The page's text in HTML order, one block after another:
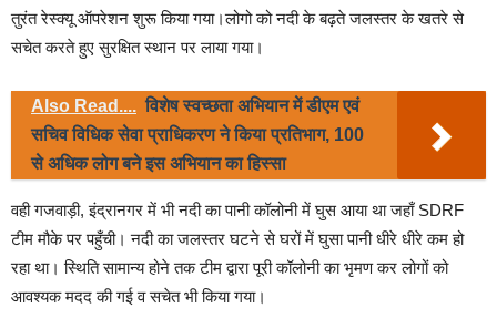
तुरंत रेस्क्यू ऑपरेशन शुरू किया गया।लोगो को नदी के बढ़ते जलस्तर के खतरे से
सचेत करते हुए सुरक्षित स्थान पर लाया गया।
Also Read.... विशेष स्वच्छता अभियान में डीएम एवं
सचिव विधिक सेवा प्राधिकरण ने किया प्रतिभाग, 100
से अधिक लोग बने इस अभियान का हिस्सा
वही गजवाड़ी, इंद्रानगर में भी नदी का पानी कॉलोनी में घुस आया था जहाँ SDRF
टीम मौके पर पहुँची। नदी का जलस्तर घटने से घरों में घुसा पानी धीरे धीरे कम हो
रहा था। स्थिति सामान्य होने तक टीम द्वारा पूरी कॉलोनी का भृमण कर लोगों को
आवश्यक मदद की गई व सचेत भी किया गया।